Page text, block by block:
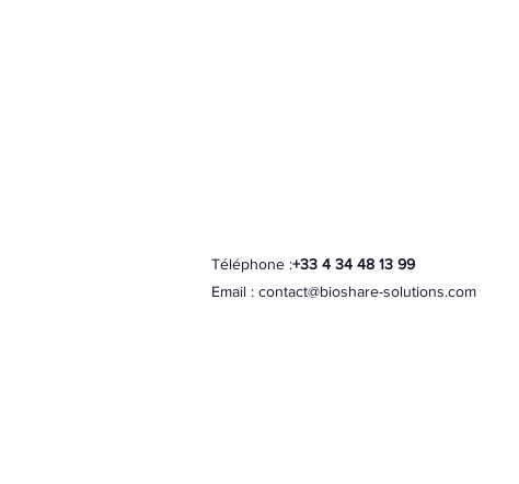
Téléphone :+33 4 34 48 13 99
Email : contact@bioshare-solutions.com